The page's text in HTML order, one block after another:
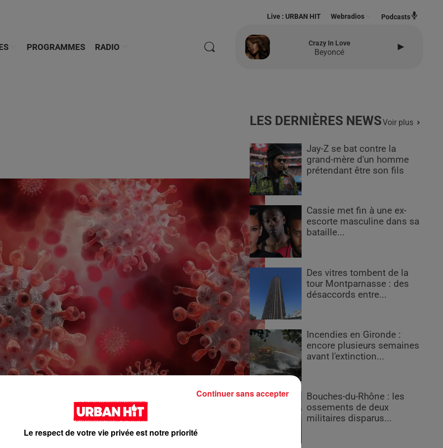
PROGRAMMES RADIO
Live : URBAN HIT Webradios Podcasts
Crazy In Love
Beyoncé
LES DERNIÈRES NEWSVoir plus
Jay-Z se bat contre la
grand-mère d'un homme
prétendant être son fils
Cassie met fin à une ex-
escorte masculine dans sa
bataille...
Des vitres tombent de la
tour Montparnasse : des
désaccords entre...
Incendies en Gironde :
encore plusieurs semaines
avant l'extinction...
Bouches-du-Rhône : les
ossements de deux
militaires disparus...
Le respect de votre vie privée est notre priorité
Continuer sans accepter